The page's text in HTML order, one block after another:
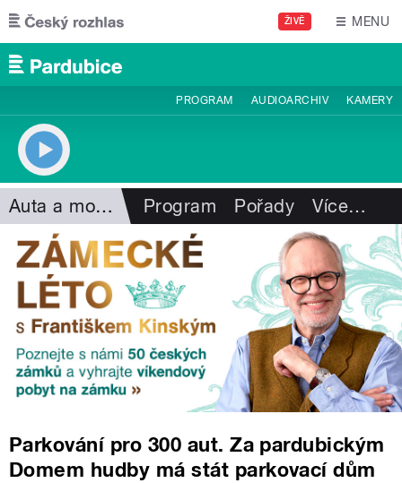
Přejít k hlavnímu obsahu
ŽIVĚ MENU
PROGRAM AUDIOARCHIV KAMERY
Auta a motorismus Program Pořady Více…
Parkování pro 300 aut. Za pardubickým
Domem hudby má stát parkovací dům